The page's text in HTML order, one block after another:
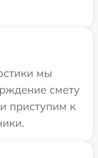
мы
смету
приступим к